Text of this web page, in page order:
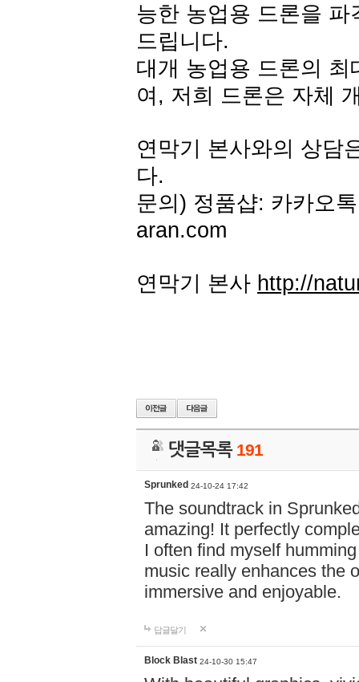
능한 농업용 드론을
드립니다.
대개 농업용 드론의
여, 저희 드론은 자체
연막기 본사와의 상담
다.
문의) 정품샵: 카카오
aran.com
연막기 본사 http://
댓글목록 191
Sprunked 24-10-24 17:42
The soundtrack in
amazing! It perfectly
I often find myself
music really enhances the
immersive and enjoyable.
답글달기
Block Blast 24-10-30 15:47